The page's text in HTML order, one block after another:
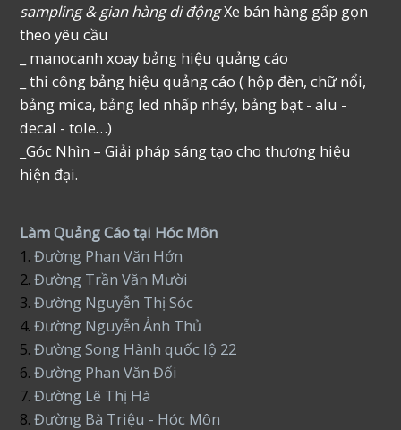
sampling & gian hàng di độngXe bán hàng gấp gọn
theo yêu cầu
_ manocanh xoay bảng hiệu quảng cáo
_ thi công bảng hiệu quảng cáo ( hộp đèn, chữ nổi,
bảng mica, bảng led nhấp nháy, bảng bạt - alu -
decal - tole…)
_Góc Nhìn – Giải pháp sáng tạo cho thương hiệu
hiện đại.
Làm Quảng Cáo tại Hóc Môn
1.Đường Phan Văn Hớn
2.Đường Trần Văn Mười
3.Đường Nguyễn Thị Sóc
4. Đường Nguyễn Ảnh Thủ
5.Đường Song Hành quốc lộ 22
6.Đường Phan Văn Đối
7. Đường Lê Thị Hà
8.Đường Bà Triệu - Hóc Môn